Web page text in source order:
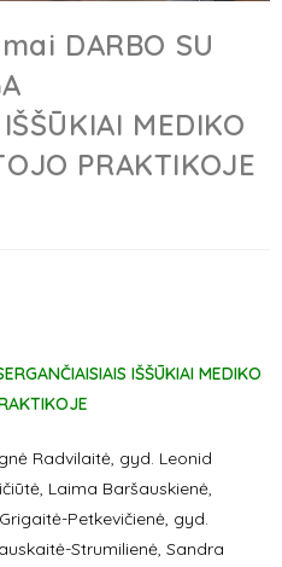
DARBO SU
MEDIKO
PRAKTIKOJE
IŠŠŪKIAI MEDIKO
Radvilaitė, gyd. Leonid
Laima Baršauskienė,
Petkevičienė, gyd.
Strumilienė, Sandra